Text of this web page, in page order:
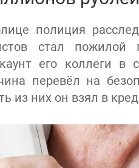
полиция
стал пожилой
его коллеги в
перевёл на
из них он взял в